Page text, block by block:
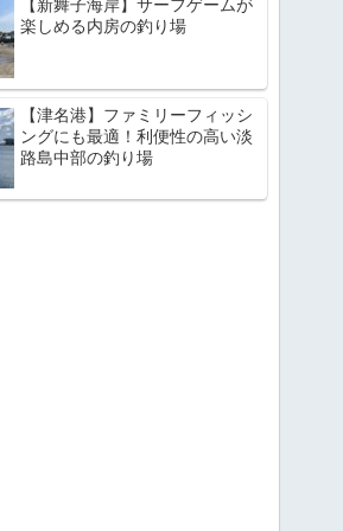
【新舞子海岸】サーフゲームが
楽しめる内房の釣り場
【津名港】ファミリーフィッシ
ングにも最適！利便性の高い淡
路島中部の釣り場